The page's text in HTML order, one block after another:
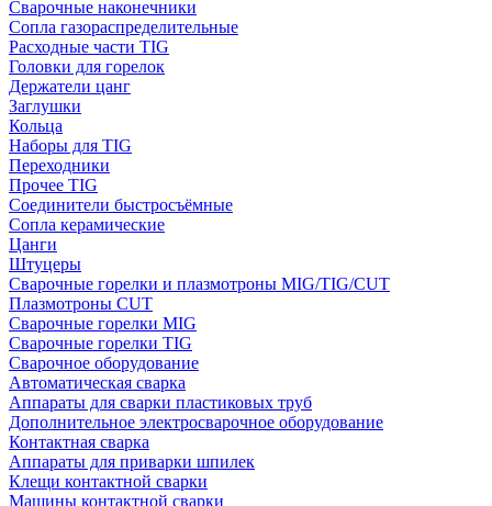
Сварочные наконечники
Сопла газораспределительные
Расходные части TIG
Головки для горелок
Держатели цанг
Заглушки
Кольца
Наборы для TIG
Переходники
Прочее TIG
Соединители быстросъёмные
Сопла керамические
Цанги
Штуцеры
Сварочные горелки и плазмотроны MIG/TIG/CUT
Плазмотроны CUT
Сварочные горелки MIG
Сварочные горелки TIG
Сварочное оборудование
Автоматическая сварка
Аппараты для сварки пластиковых труб
Дополнительное электросварочное оборудование
Контактная сварка
Аппараты для приварки шпилек
Клещи контактной сварки
Машины контактной сварки